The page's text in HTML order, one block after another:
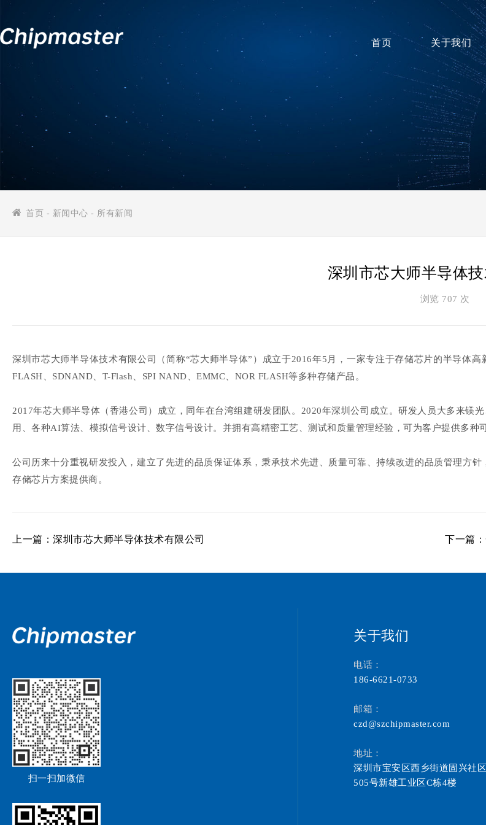
首页 关于我们
首页 - 新闻中心 - 所有新闻
深圳市芯大师半导体
浏览 707 次
深圳市芯大师半导体技术有限公司（简称“芯大师半导体”）成立于2016年5月，一家专注于存储芯片的半导体
FLASH、SDNAND、T-Flash、SPI NAND、EMMC、NOR FLASH等多种存储产品。
2017年芯大师半导体（香港公司）成立，同年在台湾组建研发团队。2020年深圳公司成立。研发人员大多来
用、各种AI算法、模拟信号设计、数字信号设计。并拥有高精密工艺、测试和质量管理经验，可为客户提供多种
公司历来十分重视研发投入，建立了先进的品质保证体系，秉承技术先进、质量可靠、持续改进的品质管理方
存储芯片方案提供商。
上一篇： 深圳市芯大师半导体技术有限公司 下一篇：
扫一扫加微信
关于我们
电话：
186-6621-0733
邮箱：
czd@szchipmaster.com
地址：
深圳市宝安区西乡街道固兴社
505号新雄工业区C栋4楼